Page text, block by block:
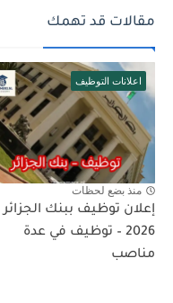
مقالات قد تهمك
اعلانات التوظيف
منذ بضع لحظات
إعلان توظيف ببنك الجزائر
2026 – توظيف في عدة
مناصب